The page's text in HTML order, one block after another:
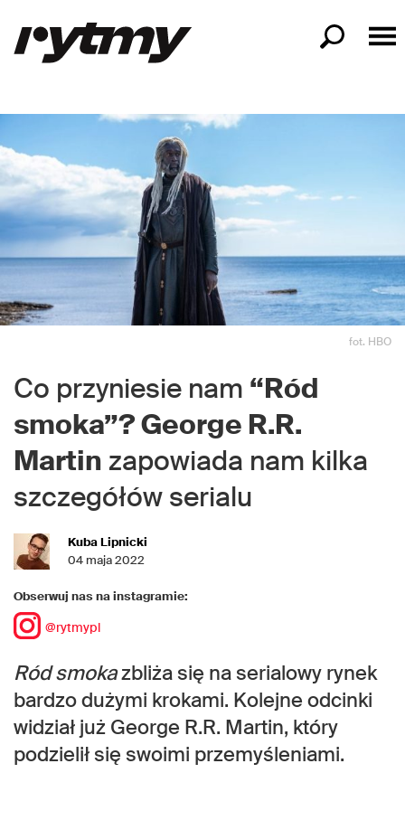
fot. HBO
Co przyniesie nam “Ród
smoka”? George R.R.
Martin zapowiada nam kilka
szczegółów serialu
Kuba Lipnicki
04 maja 2022
Obserwuj nas na instagramie:
@rytmypl
Ród smokazbliża się na serialowy rynek
bardzo dużymi krokami. Kolejne odcinki
widział już George R.R. Martin, który
podzielił się swoimi przemyśleniami.